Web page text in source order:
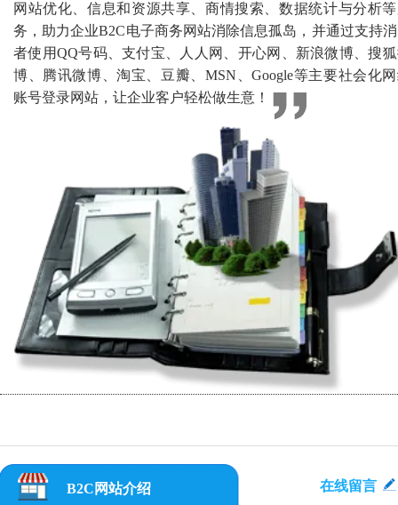
网站优化、信息和资源共享、商情搜索、数据统计与分析
务，助力企业B2C电子商务网站消除信息孤岛，并通过支持
者使用QQ号码、支付宝、人人网、开心网、新浪微博、搜
博、腾讯微博、淘宝、豆瓣、MSN、Google等主要社会化
账号登录网站，让企业客户轻松做生意！
B2C网站介绍 在线留言